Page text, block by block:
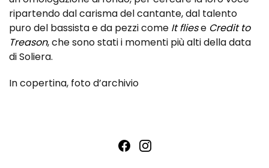
ripartendo dal carisma del cantante, dal talento
puro del bassista e da pezzi come It fliese Credit to
Treason, che sono stati i momenti più alti della data
di Soliera.
In copertina, foto d’archivio